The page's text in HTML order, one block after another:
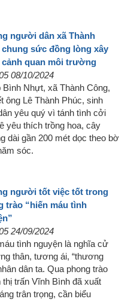
người dân xã Thành
chung sức đồng lòng xây
quan môi trường
08/10/2024
Bình Nhựt, xã Thành Công,
ông Lê Thành Phúc, sinh
yêu quý vì tánh tình cởi
yêu thích trồng hoa, cây
dài gần 200 mét dọc theo bờ
sóc.
người tốt việc tốt trong
trào “hiến máu tình
24/09/2024
tình nguyện là nghĩa cử
thân, tương ái, “thương
dân ta. Qua phong trào
trấn Vĩnh Bình đã xuất
trân trọng, cần biểu